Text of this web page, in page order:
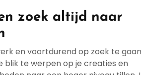
zoek altijd naar
en voortdurend op zoek te
te werpen op je creaties en